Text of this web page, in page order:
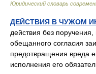
Юридический словарь
ДЕЙСТВИЯ В ЧУЖОМ
действия без
обещанного согласия
предотвращения вреда
исполнения его